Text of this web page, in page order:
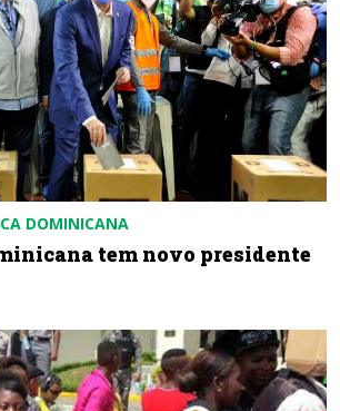
DOMINICANA
tem novo presidente